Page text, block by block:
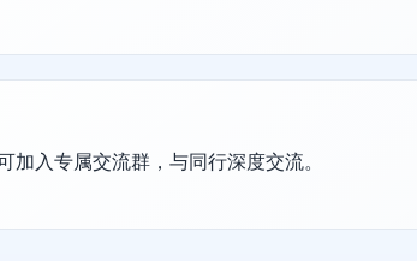
入专属交流群，与同行深度交流。